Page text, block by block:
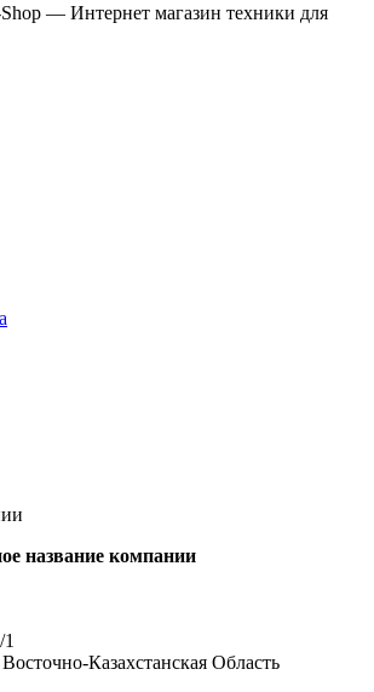
— Интернет магазин техники для
название компании
Казахстанская Область